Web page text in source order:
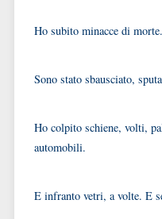
Ho subito minacce di morte.
Sono stato sbausciato,
Ho colpito schiene, volti,
automobili.
E infranto vetri, a volte. E